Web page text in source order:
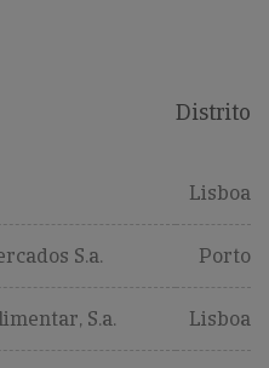
Distrito
Lisboa
S.a. Porto
S.a. Lisboa